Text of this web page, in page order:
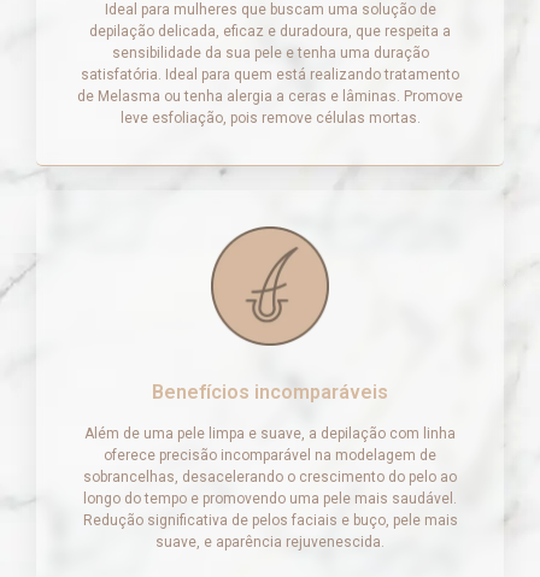
Ideal para mulheres que buscam uma solução de
depilação delicada, eficaz e duradoura, que respeita a
sensibilidade da sua pele e tenha uma duração
satisfatória. Ideal para quem está realizando tratamento
de Melasma ou tenha alergia a ceras e lâminas. Promove
leve esfoliação, pois remove células mortas.
Benefícios incomparáveis
Além de uma pele limpa e suave, a depilação com linha
oferece precisão incomparável na modelagem de
sobrancelhas, desacelerando o crescimento do pelo ao
longo do tempo e promovendo uma pele mais saudável.
Redução significativa de pelos faciais e buço, pele mais
suave, e aparência rejuvenescida.